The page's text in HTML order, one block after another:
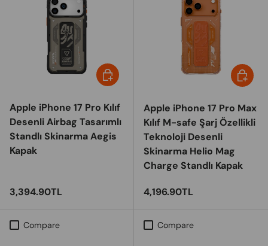
Apple iPhone 17 Pro Kılıf
Desenli Airbag Tasarımlı
Standlı Skinarma Aegis
Kapak
Regular price
3,394.90TL
Choose options
Apple iPhone 17 Pro Max
Kılıf M-safe Şarj Özellikli
Teknoloji Desenli
Skinarma Helio Mag
Charge Standlı Kapak
Regular price
4,196.90TL
Compare Compare